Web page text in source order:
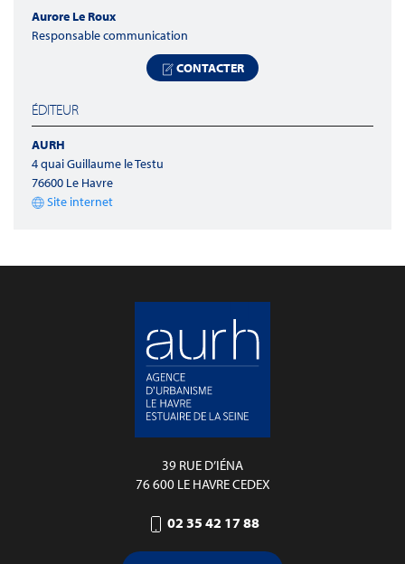
Aurore Le Roux
Responsable communication
CONTACTER
ÉDITEUR
AURH
4 quai Guillaume le Testu
76600 Le Havre
Site internet
39 RUE D’IÉNA
76 600 LE HAVRE CEDEX
02 35 42 17 88